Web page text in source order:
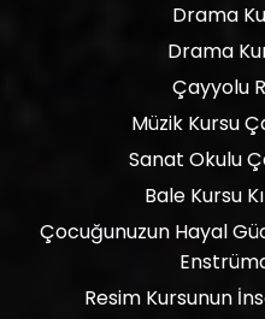
Drama
Drama
Çayyolu
Müzik Kursu
Sanat Okulu
Bale Kursu
Çocuğunuzun Hayal
Resim Kursunun